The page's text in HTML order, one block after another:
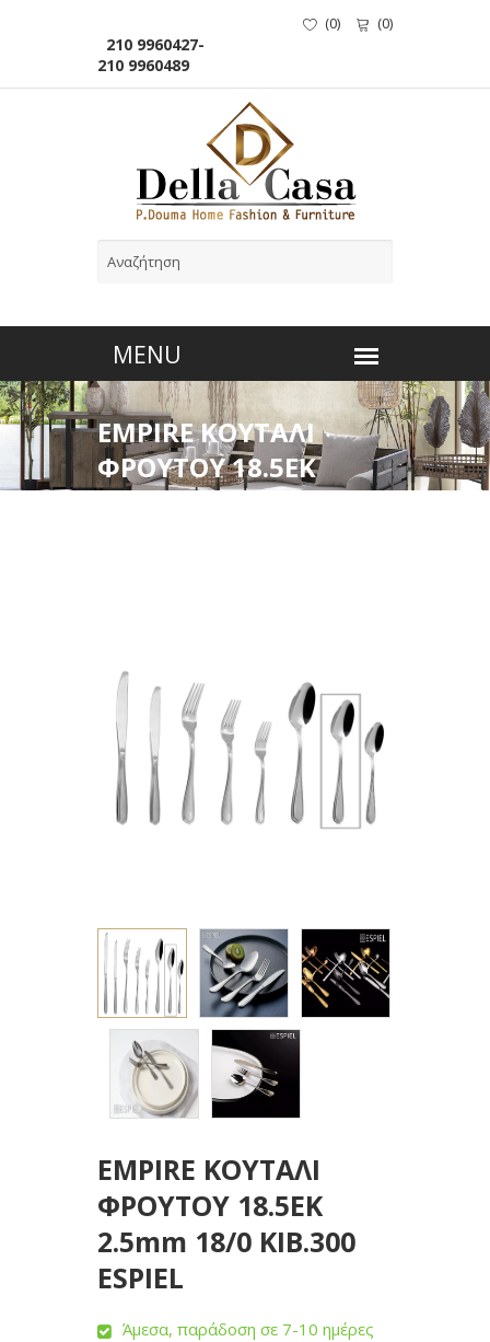
210 9960427-
210 9960489
(0) (0)
EMPIRE ΚΟΥΤΑΛΙ
ΦΡΟΥΤΟΥ 18.5ΕΚ
2.5mm 18/0 KIB.300
EMPIRE ΚΟΥΤΑΛΙ
ΦΡΟΥΤΟΥ 18.5ΕΚ
2.5mm 18/0 KIB.300
ESPIEL
Άμεσα, παράδοση σε 7-10 ημέρες